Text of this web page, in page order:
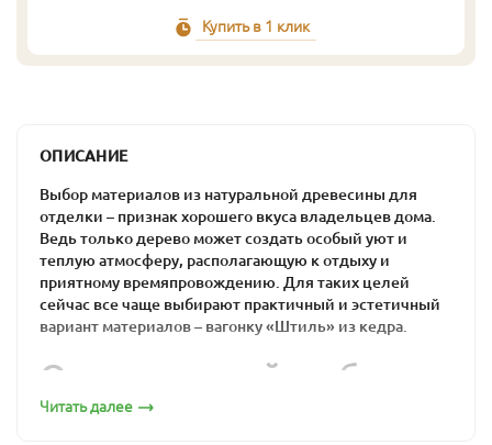
Купить в 1 клик
ОПИСАНИЕ
Выбор материалов из натуральной древесины для
отделки – признак хорошего вкуса владельцев дома.
Ведь только дерево может создать особый уют и
теплую атмосферу, располагающую к отдыху и
приятному времяпровождению. Для таких целей
сейчас все чаще выбирают практичный и эстетичный
вариант материалов – вагонку «Штиль» из кедра.
Оптимальный выбор
для загородного дома
Читать далее